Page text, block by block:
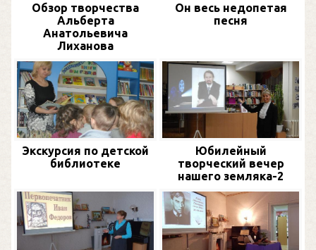
Обзор творчества
Альберта
Анатольевича
Лиханова
Он весь недопетая
песня
Экскурсия по детской
библиотеке
Юбилейный
творческий вечер
нашего земляка-2